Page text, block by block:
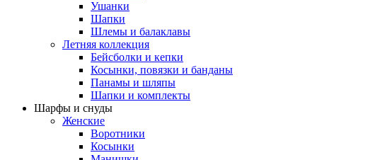
Ушанки
Шапки
Шлемы и балаклавы
Летняя коллекция
Бейсболки и кепки
Косынки, повязки и банданы
Панамы и шляпы
Шапки и комплекты
Шарфы и снуды
Женские
Воротники
Косынки